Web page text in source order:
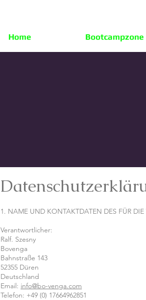
Home Bootcampzone
1. NAME UND KONTAKTDATEN DES FÜR
Verantwortlicher:
Ralf. Szesny
Bovenga
Bahnstraße 143
52355 Düren
Deutschland
Email: info@bo-venga.com
Telefon: +49 (0) 17664962851